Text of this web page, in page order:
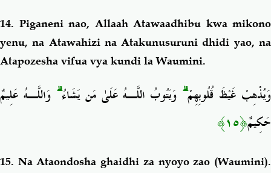
14. Piganeni nao, Allaah Atawaadhibu kwa mikono
yenu, na Atawahizi na Atakunusuruni dhidi yao, na
Atapozesha vifua vya kundi la Waumini.
وَيُذْهِبْ غَيْظَ قُلُوبِهِمْۗ وَيَتُوبُ اللَّـهُ عَلَىٰ مَن يَشَاءُۗ وَاللَّـهُ عَلِيمٌ
حَكِيمٌ﴿١٥﴾
15. Na Ataondosha ghaidhi za nyoyo zao (Waumini).